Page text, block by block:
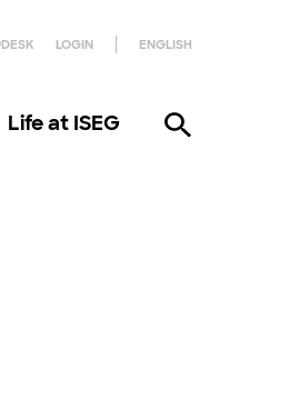
LOGIN ENGLISH
Life at ISEG